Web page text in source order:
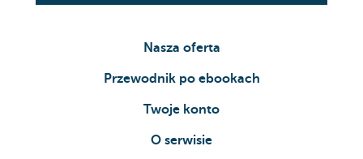
Nasza oferta
Przewodnik po ebookach
Twoje konto
O serwisie